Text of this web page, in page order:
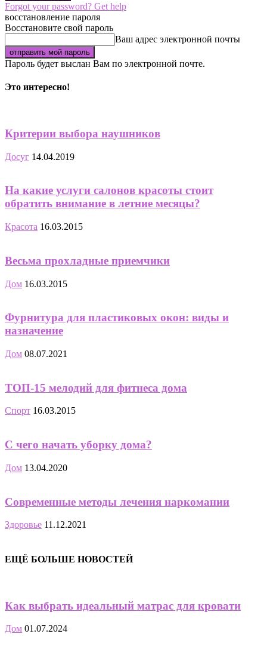
Forgot your password? Get help
восстановление пароля
Восстановите свой пароль
Ваш адрес электронной почты
Пароль будет выслан Вам по электронной почте.
Это интересно!
Критерии выбора наушников
Досуг 14.04.2019
На какие услуги салонов красоты стоит
обратить внимание в летние месяцы?
Красота 16.03.2015
Весьма прохладные приемчики
Дом 16.03.2015
Фурнитура для пластиковых окон: виды и
назначение
Дом 08.07.2021
ТОП-15 мелодий для фитнеса дома
Спорт 16.03.2015
С чего начать уборку дома?
Дом 13.04.2020
Современные методы лечения наркомании
Здоровье 11.12.2021
ЕЩЁ БОЛЬШЕ НОВОСТЕЙ
Как выбрать идеальный матрас для кровати
Дом 01.07.2024